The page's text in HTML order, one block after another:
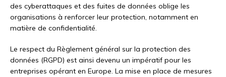
des cyberattaques et des fuites de données oblige les
organisations à renforcer leur protection, notamment en
matière de confidentialité.
Le respect du Règlement général sur la protection des
données (RGPD) est ainsi devenu un impératif pour les
entreprises opérant en Europe. La mise en place de mesures